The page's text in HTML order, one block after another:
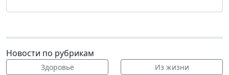
Новости по рубрикам
Здоровье Из жизни